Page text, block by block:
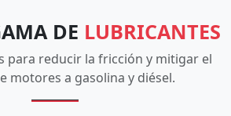
DE LUBRICANTES
para reducir la fricción y mitigar el
motores a gasolina y diésel.